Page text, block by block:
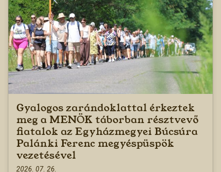
Gyalogos zarándoklattal érkeztek
meg a MENÖK táborban résztvevő
fiatalok az Egyházmegyei Búcsúra
Palánki Ferenc megyéspüspök
vezetésével
2026. 07. 26.